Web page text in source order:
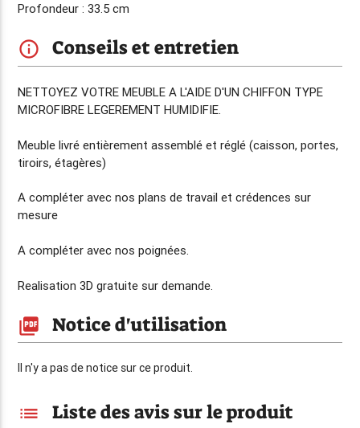
Profondeur : 33.5 cm
info_outline Conseils et entretien
NETTOYEZ VOTRE MEUBLE A L'AIDE D'UN CHIFFON TYPE
MICROFIBRE LEGEREMENT HUMIDIFIE.
Meuble livré entièrement assemblé et réglé (caisson, portes,
tiroirs, étagères)
A compléter avec nos plans de travail et crédences sur
mesure
A compléter avec nos poignées.
Realisation 3D gratuite sur demande.
picture_as_pdf Notice d'utilisation
Il n'y a pas de notice sur ce produit.
list Liste des avis sur le produit